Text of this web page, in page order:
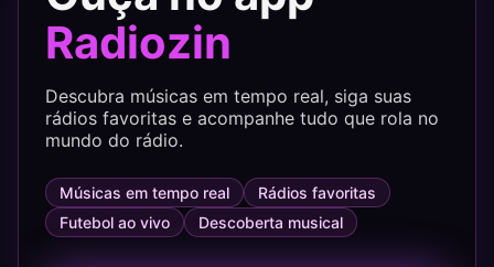
Radiozin
Descubra músicas em tempo real, siga suas
rádios favoritas e acompanhe tudo que rola no
mundo do rádio.
Músicas em tempo real
Rádios favoritas
Futebol ao vivo
Descoberta musical